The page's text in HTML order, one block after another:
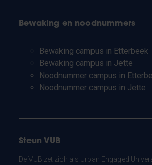
Bewaking en noodnummers
Bewaking campus in Etterbeek
Bewaking campus in Jette
Noodnummer campus in
Noodnummer campus in Jette
Steun VUB
De VUB zet zich als Urban Engaged